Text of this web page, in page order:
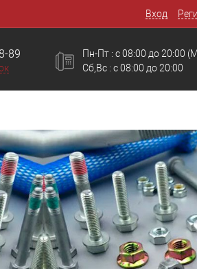
Вход
89
Пн-Пт : с 08:00 до 20:00
Сб,Вс : с 08:00 до 20:00